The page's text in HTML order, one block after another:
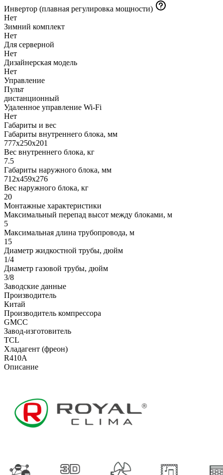
Инвертор (плавная регулировка мощности)
Нет
Зимний комплект
Нет
Для серверной
Нет
Дизайнерская модель
Нет
Управление
Пульт
дистанционный
Удаленное управление Wi-Fi
Нет
Габариты и вес
Габариты внутреннего блока, мм
777x250x201
Вес внутреннего блока, кг
7.5
Габариты наружного блока, мм
712x459x276
Вес наружного блока, кг
20
Монтажные характеристики
Максимальный перепад высот между блоками, м
5
Максимальная длина трубопровода, м
15
Диаметр жидкостной трубы, дюйм
1/4
Диаметр газовой трубы, дюйм
3/8
Заводские данные
Производитель
Китай
Производитель компрессора
GMCC
Завод-изготовитель
TCL
Хладагент (фреон)
R410A
Описание